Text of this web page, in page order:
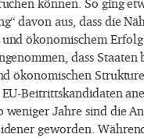
können. So ging
davon aus, dass die
ökonomischem
dass Staaten
ökonomischen
Beitrittskandidaten
Jahre sind die
geworden.